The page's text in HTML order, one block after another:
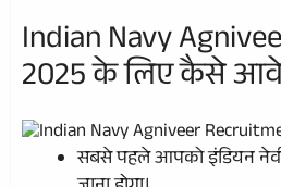
Indian Navy
2025 के लिए कैसे
सबसे पहले आपको इंडियन